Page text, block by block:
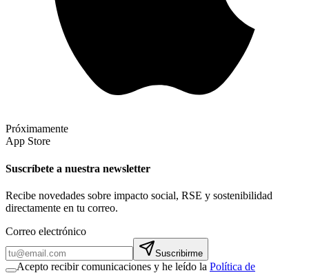
Próximamente
App Store
Suscríbete a nuestra newsletter
Recibe novedades sobre impacto social, RSE y sostenibilidad
directamente en tu correo.
Correo electrónico
Suscribirme
Acepto recibir comunicaciones y he leído la Política de